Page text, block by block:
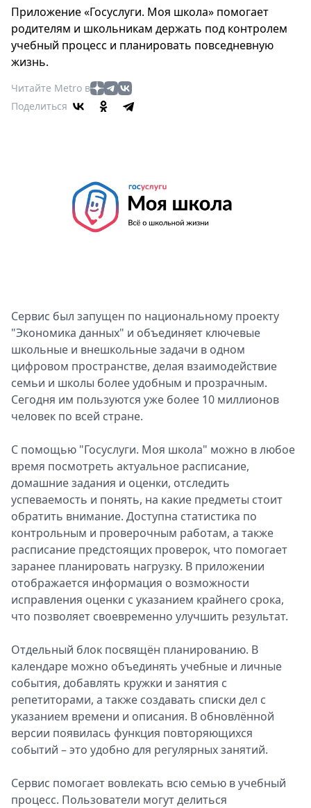
Еда
Туризм
Театр
Кино
Афиша
релизы
О
Metro
2026
Скачай
Metro
Приложение «Госуслуги. Моя школа» помогает
родителям и школьникам держать под контролем
учебный процесс и планировать повседневную
жизнь.
Читайте Metro в
Поделиться
Сервис был запущен по национальному проекту
"Экономика данных" и объединяет ключевые
школьные и внешкольные задачи в одном
цифровом пространстве, делая взаимодействие
семьи и школы более удобным и прозрачным.
Сегодня им пользуются уже более 10 миллионов
человек по всей стране.
С помощью "Госуслуги. Моя школа" можно в любое
время посмотреть актуальное расписание,
домашние задания и оценки, отследить
успеваемость и понять, на какие предметы стоит
обратить внимание. Доступна статистика по
контрольным и проверочным работам, а также
расписание предстоящих проверок, что помогает
заранее планировать нагрузку. В приложении
отображается информация о возможности
исправления оценки с указанием крайнего срока,
что позволяет своевременно улучшить результат.
Отдельный блок посвящён планированию. В
календаре можно объединять учебные и личные
события, добавлять кружки и занятия с
репетиторами, а также создавать списки дел с
указанием времени и описания. В обновлённой
версии появилась функция повторяющихся
событий – это удобно для регулярных занятий.
Сервис помогает вовлекать всю семью в учебный
процесс. Пользователи могут делиться